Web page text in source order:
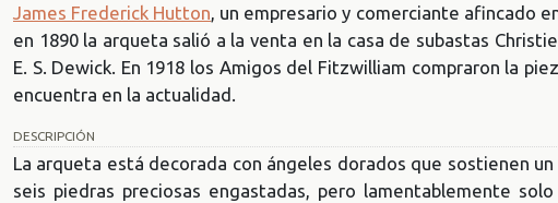
James Frederick Hutton, un empresario y comerciante afincado
en 1890 la arqueta salió a la venta en la casa de subastas
E. S. Dewick. En 1918 los Amigos del Fitzwilliam compraron la
encuentra en la actualidad.
DESCRIPCIÓN
La arqueta está decorada con ángeles dorados que sostienen
seis piedras preciosas engastadas, pero lamentablemente